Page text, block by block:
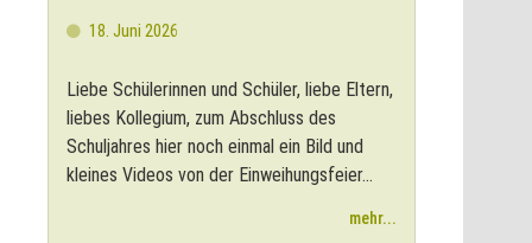
18. Juni 2026
Liebe Schülerinnen und Schüler, liebe Eltern,
liebes Kollegium, zum Abschluss des
Schuljahres hier noch einmal ein Bild und
kleines Videos von der Einweihungsfeier...
mehr...